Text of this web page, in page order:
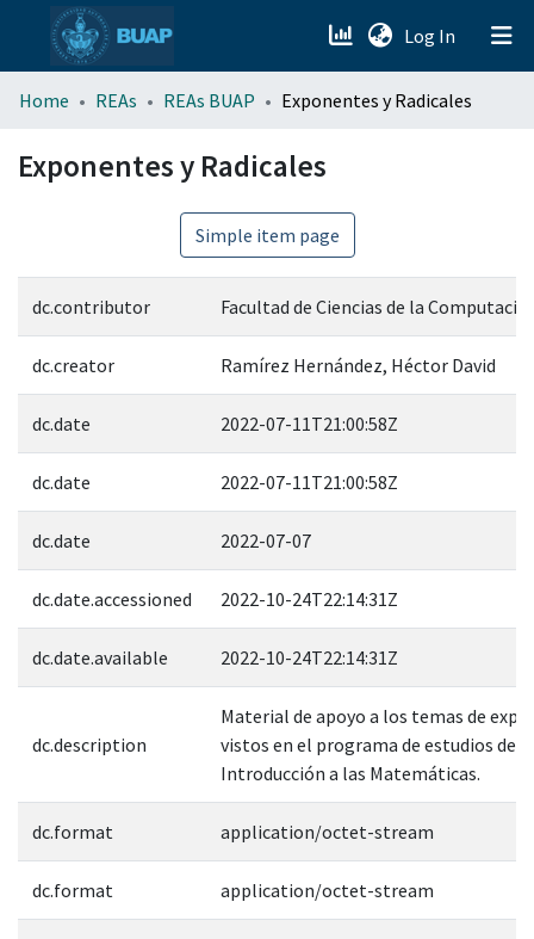
Log In (current)
menu.section.about_menu
All of DSpace
Home REAs REAs BUAP Exponentes y Radicales
Exponentes y Radicales
Simple item page
dc.contributor Facultad de Ciencias de la
dc.creator Ramírez Hernández, Héctor David
dc.date 2022-07-11T21:00:58Z
dc.date 2022-07-11T21:00:58Z
dc.date 2022-07-07
dc.date.accessioned 2022-10-24T22:14:31Z
dc.date.available 2022-10-24T22:14:31Z
dc.description
Material de apoyo a los temas de
vistos en el programa de estudios de
Introducción a las Matemáticas.
dc.format application/octet-stream
dc.format application/octet-stream